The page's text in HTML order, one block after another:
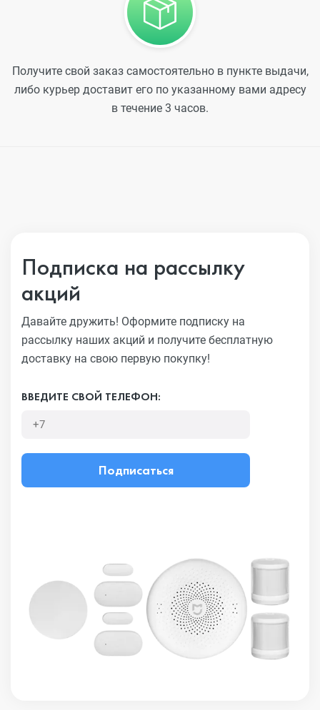
Получите свой заказ самостоятельно в пункте выдачи,
либо курьер доставит его по указанному вами адресу
в течение 3 часов.
Подписка на рассылку
акций
Давайте дружить! Оформите подписку на
рассылку наших акций и получите бесплатную
доставку на свою первую покупку!
ВВЕДИТЕ СВОЙ ТЕЛЕФОН:
Подписаться